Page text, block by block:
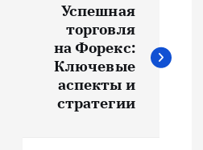
Успешная
торговля
на Форекс:
Ключевые
аспекты и
стратегии